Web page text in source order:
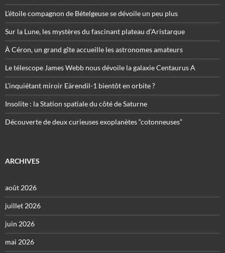
L’étoile compagnon de Bételgeuse se dévoile un peu plus
Sur la Lune, les mystères du fascinant plateau d’Aristarque
À Céron, un grand gîte accueille les astronomes amateurs
Le télescope James Webb nous dévoile la galaxie Centaurus A
L’inquiétant miroir Eärendil-1 bientôt en orbite ?
Insolite : la Station spatiale du côté de Saturne
Découverte de deux curieuses exoplanètes “cotonneuses”
ARCHIVES
août 2026
juillet 2026
juin 2026
mai 2026